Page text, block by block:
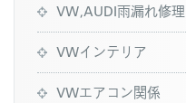
VW,AUDI雨漏れ修理
VWインテリア
VWエアコン関係